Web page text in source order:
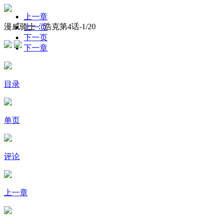
漫威骑士：浩克第4话-1/20
上一章
上一页
下一页
下一章
目录
单页
评论
上一章